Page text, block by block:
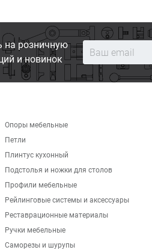
на розничную
и новинок
Опоры мебельные
Петли
Плинтус кухонный
Подстолья и ножки для столов
Профили мебельные
Рейлинговые системы и аксессуары
Реставрационные материалы
Ручки мебельные
Саморезы и шурупы